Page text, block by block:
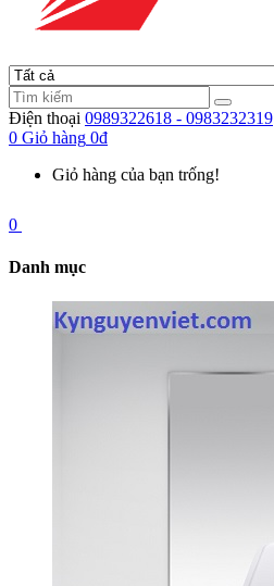
Điện thoại 0989322618 - 0983232319
0 Giỏ hàng 0đ
Giỏ hàng của bạn trống!
0
Danh mục